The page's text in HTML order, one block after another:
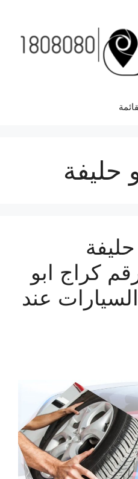
حليفة
رقم كراج ابو
عند